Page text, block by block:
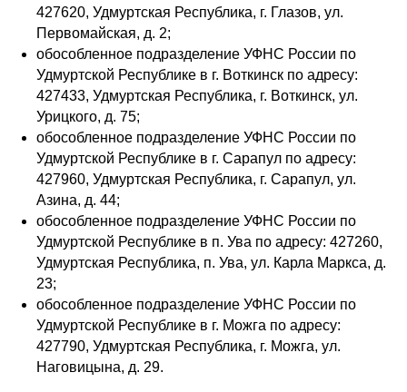
427620, Удмуртская Республика, г. Глазов, ул.
Первомайская, д. 2;
обособленное подразделение УФНС России по
Удмуртской Республике в г. Воткинск по адресу:
427433, Удмуртская Республика, г. Воткинск, ул.
Урицкого, д. 75;
обособленное подразделение УФНС России по
Удмуртской Республике в г. Сарапул по адресу:
427960, Удмуртская Республика, г. Сарапул, ул.
Азина, д. 44;
обособленное подразделение УФНС России по
Удмуртской Республике в п. Ува по адресу: 427260,
Удмуртская Республика, п. Ува, ул. Карла Маркса, д.
23;
обособленное подразделение УФНС России по
Удмуртской Республике в г. Можга по адресу:
427790, Удмуртская Республика, г. Можга, ул.
Наговицына, д. 29.